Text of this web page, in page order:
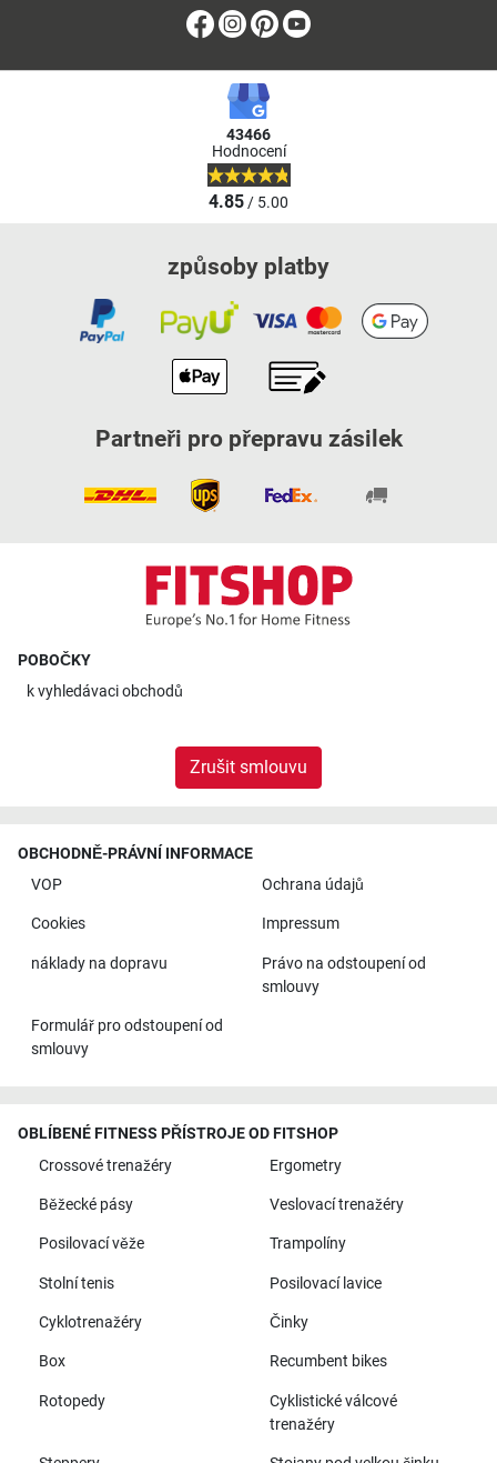
Facebook
Instagram
Pinterest
43466
Hodnocení
4.85/ 5.00
způsoby platby
Partneři pro přepravu zásilek
POBOČKY
kvyhledávaci obchodů
Zrušit smlouvu
OBCHODNĚ-PRÁVNÍ INFORMACE
VOP
Ochrana údajů
Cookies Impressum
náklady na dopravu
Právo na odstoupení od
smlouvy
Formulář pro odstoupení od
smlouvy
OBLÍBENÉ FITNESS PŘÍSTROJE OD FITSHOP
Crossové trenažéry
Ergometry
Běžecké pásy Veslovací trenažéry
Posilovací věže Trampolíny
Stolní tenis Posilovací lavice
Cyklotrenažéry Činky
Box Recumbent bikes
Rotopedy
Cyklistické válcové
trenažéry